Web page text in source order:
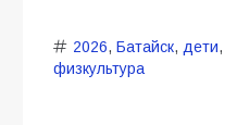
2026, Батайск, дети,
физкультура